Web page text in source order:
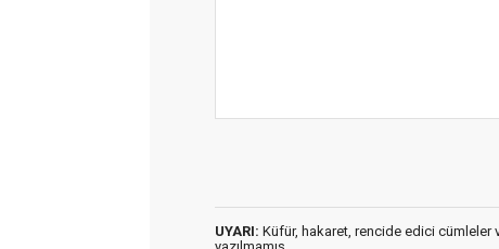
UYARI: Küfür, hakaret, rencide edici cümleler